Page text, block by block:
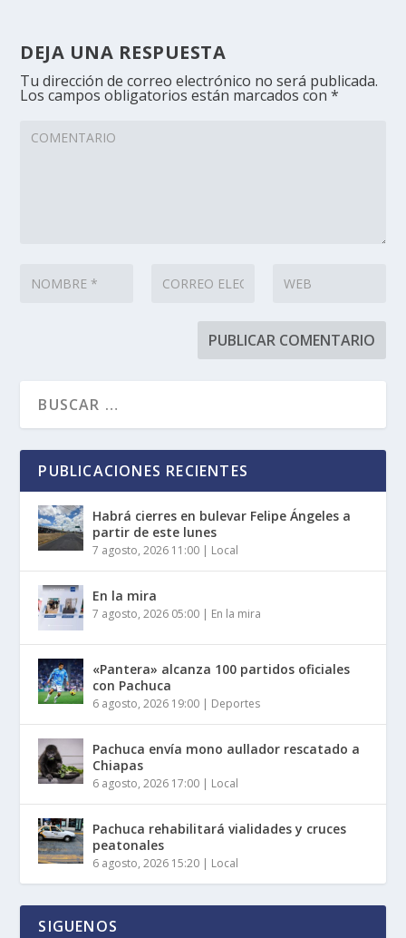
DEJA UNA RESPUESTA
Tu dirección de correo electrónico no será publicada.
Los campos obligatorios están marcados con*
PUBLICACIONES RECIENTES
Habrá cierres en bulevar Felipe Ángeles a
partir de este lunes
7 agosto, 2026 11:00 | Local
En la mira
7 agosto, 2026 05:00 | En la mira
«Pantera» alcanza 100 partidos oficiales
con Pachuca
6 agosto, 2026 19:00 | Deportes
Pachuca envía mono aullador rescatado a
Chiapas
6 agosto, 2026 17:00 | Local
Pachuca rehabilitará vialidades y cruces
peatonales
6 agosto, 2026 15:20 | Local
SIGUENOS